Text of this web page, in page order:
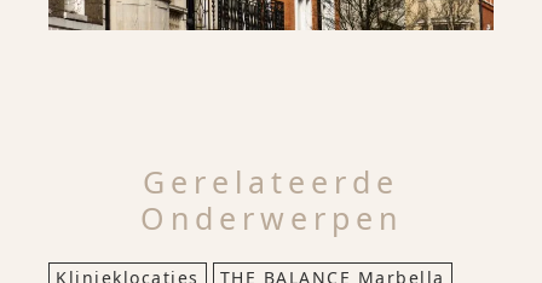
Gerelateerde
Onderwerpen
Klinieklocaties THE BALANCE Marbella